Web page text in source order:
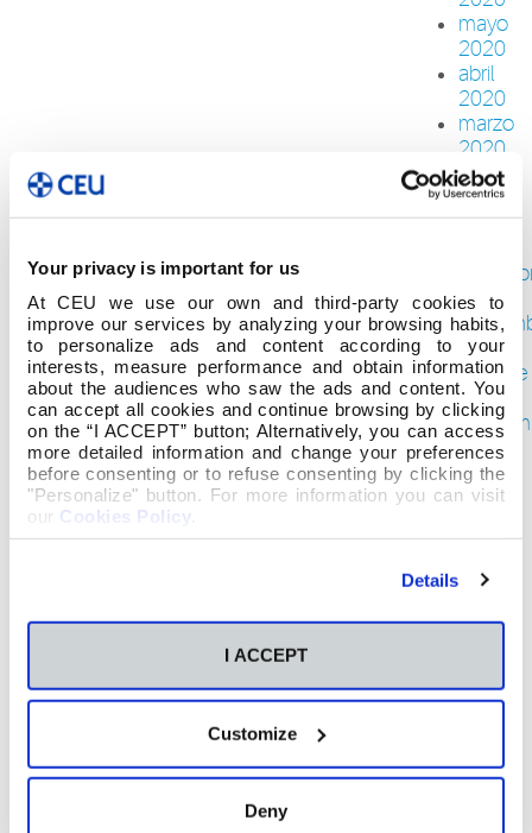
Your privacy is important for us
At CEU we use our own and third-party cookies to
improve our services by analyzing your browsing habits,
to personalize ads and content according to your
interests, measure performance and obtain information
about the audiences who saw the ads and content. You
can accept all cookies and continue browsing by clicking
on the “I ACCEPT” button; Alternatively, you can access
more detailed information and change your preferences
before consenting or to refuse consenting by clicking the
"Personalize" button. For more information you can visit
our Cookies Policy
Details
I ACCEPT
Customize
Deny
mayo
2020
abril
2020
marzo
2020
febrero
2020
enero
2019
2019
octubre
2019
2019
agosto
2019
2019
junio
mayo
2019
febrero